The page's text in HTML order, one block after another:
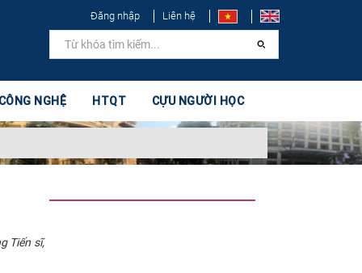
Đăng nhập Liên hệ
NGHỆ HTQT CỰU NGƯỜI HỌC
Tiến sĩ,